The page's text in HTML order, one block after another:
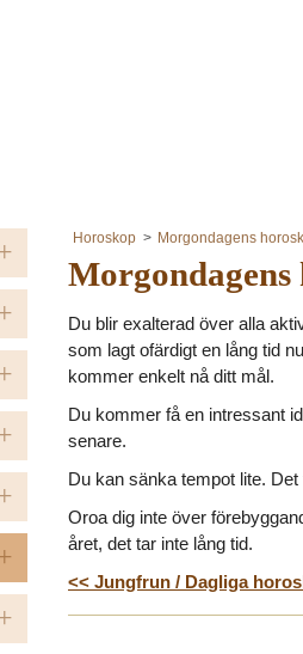
Horoskop Morgondagens
Du blir exalterad över alla
som lagt ofärdigt en lång tid
kommer enkelt nå ditt mål.
Du kommer få en intressant
senare.
Du kan sänka tempot lite.
Oroa dig inte över
året, det tar inte lång tid.
<< Jungfrun / Dagliga